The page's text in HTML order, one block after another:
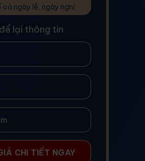
ngày lễ, ngày nghỉ
lại thông tin